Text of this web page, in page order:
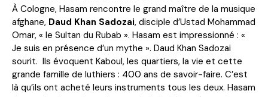
À Cologne, Hasam rencontre le grand maître de la musique
afghane, Daud Khan Sadozai, disciple d’Ustad Mohammad
Omar, « le Sultan du Rubab ». Hasam est impressionné : «
Je suis en présence d’un mythe ». Daud Khan Sadozai
sourit. Ils évoquent Kaboul, les quartiers, la vie et cette
grande famille de luthiers : 400 ans de savoir-faire. C’est
là qu’ils ont acheté leurs instruments tous les deux. Hasam